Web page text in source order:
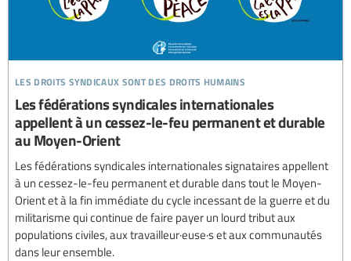
les droits syndicaux sont des droits humains
Les fédérations syndicales internationales
appellent à un cessez-le-feu permanent et durable
au Moyen-Orient
Les fédérations syndicales internationales signataires appellent
à un cessez-le-feu permanent et durable dans tout le Moyen-
Orient et à la fin immédiate du cycle incessant de la guerre et du
militarisme qui continue de faire payer un lourd tribut aux
populations civiles, aux travailleur·euse·s et aux communautés
dans leur ensemble.